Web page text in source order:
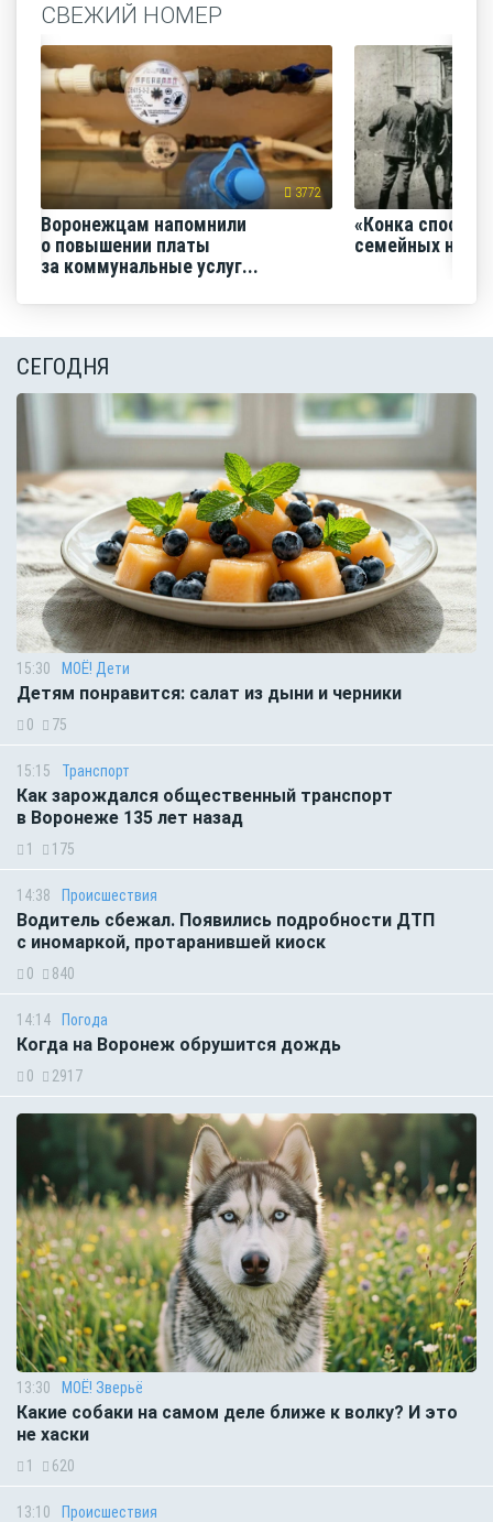
СВЕЖИЙ НОМЕР
3772
Воронежцам напомнили
о повышении платы
за коммунальные услуг...
«Конка
семейных
СЕГОДНЯ
15:30 МОЁ! Дети
Детям понравится: салат из дыни и черники
0 75
15:15 Транспорт
Как зарождался общественный транспорт
в Воронеже 135 лет назад
1 175
14:38 Происшествия
Водитель сбежал. Появились подробности ДТП
с иномаркой, протаранившей киоск
0 840
14:14 Погода
Когда на Воронеж обрушится дождь
0 2917
13:30 МОЁ! Зверьё
Какие собаки на самом деле ближе к волку? И это
не хаски
1 620
13:10 Происшествия